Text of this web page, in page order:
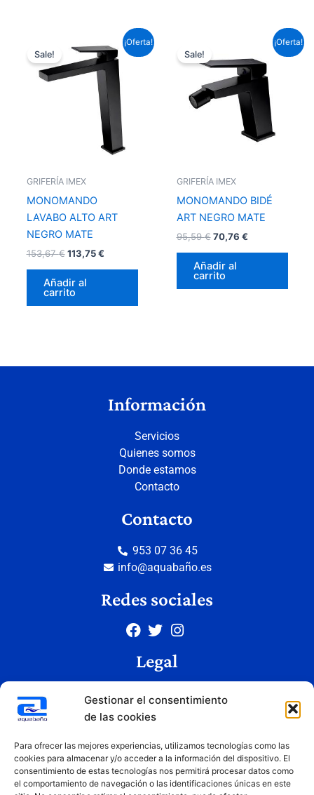
Gestionar el consentimiento
de las cookies
Para ofrecer las mejores experiencias, utilizamos tecnologías como las
cookies para almacenar y/o acceder a la información del dispositivo. El
consentimiento de estas tecnologías nos permitirá procesar datos como
el comportamiento de navegación o las identificaciones únicas en este
¡Oferta!
Sale!
GRIFERÍA IMEX
MONOMANDO
LAVABO ALTO ART
NEGRO MATE
153,67€
precio
original
era:
153,67 €.
113,75€
precio
actual
es:
113,75 €.
Añadir al
carrito
¡Oferta!
Sale!
GRIFERÍA IMEX
MONOMANDO BIDÉ
ART NEGRO MATE
95,59€
original
95,59 €.
70,76 €
precio
actual
es:
70,76 €.
Añadir al
carrito
Información
Servicios
Quienes somos
Donde estamos
Contacto
Contacto
953 07 36 45
info@aquabaño.es
Redes sociales
Legal
Política de privacidad
Condiciones de uso
Copyright © 2026 Aquabaño | Todos los derechos reservados